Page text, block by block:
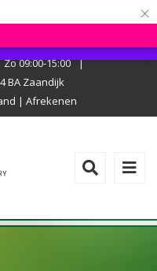
×
09:00-15:00 |
BA Zaandijk
| Afrekenen
online worden besteld. Onze
je verrassen!